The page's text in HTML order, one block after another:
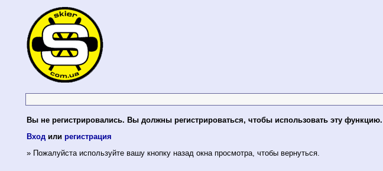
Вы не регистрировались. Вы должны регистрироваться, чтобы использовать эту функцию.
Входили регистрация
» Пожалуйста используйте вашу кнопку назад окна просмотра, чтобы вернуться.